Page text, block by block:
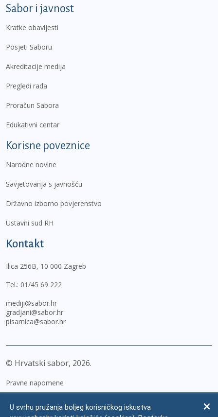
Sabor i javnost
Kratke obavijesti
Posjeti Saboru
Akreditacije medija
Pregledi rada
Proračun Sabora
Edukativni centar
Korisne poveznice
Narodne novine
Savjetovanja s javnošću
Državno izborno povjerenstvo
Ustavni sud RH
Kontakt
Ilica 256B, 10 000 Zagreb
Tel.: 01/45 69 222
mediji@sabor.hr
gradjani@sabor.hr
pisarnica@sabor.hr
© Hrvatski sabor, 2026
Pravne napomene
U svrhu pružanja boljeg korisničkog iskustva